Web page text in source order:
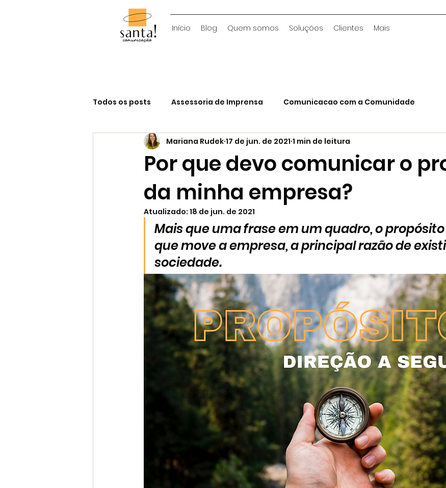
Início Blog Quem somos Soluções Clientes Mais
Todos os posts Assessoria de Imprensa Comunicacao com a Comunidade
Consultoria de Comunicacao
Por que devo comunicar o
da minha empresa?
Mariana Rudek 17 de jun. de 2021 1 min de leitura
Atualizado: 18 de jun. de 2021
Mais que uma frase em um quadro, o
que move a empresa, a principal razão de
sociedade.